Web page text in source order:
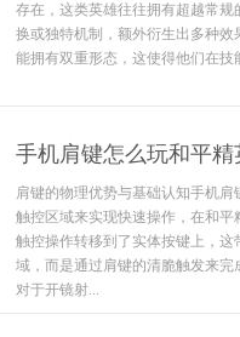
存在，这类英雄往往拥有超越常
换或独特机制，额外衍生出多种
能拥有双重形态，这使得他们在
手机肩键怎么玩和平
肩键的物理优势与基础认知手机
触控区域来实现快速操作，在和
触控操作转移到了实体按键上，
域，而是通过肩键的清脆触发来
对于开镜射...